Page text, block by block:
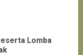
Lomba